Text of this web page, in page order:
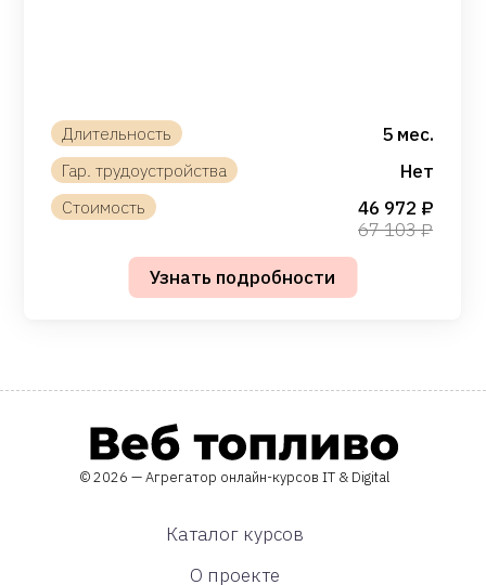
5 мес.
Нет
46 972
67 103
© 2026 — Агрегатор онлайн-курсов IT & Digital
Каталог курсов
О проекте